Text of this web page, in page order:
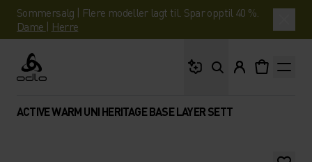
Sommersalg | Flere modeller lagt til. Spar opptil 40 %.
Dame | Herre
Odlo
ACTIVE WARM UNI HERITAGE BASE LAYER SETT